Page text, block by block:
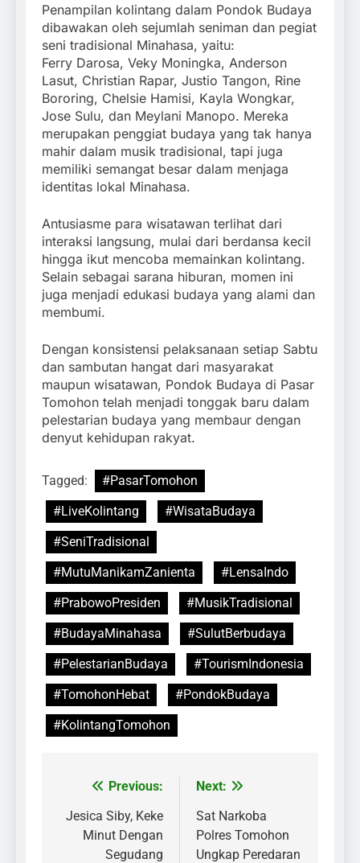
Penampilan kolintang dalam Pondok Budaya
dibawakan oleh sejumlah seniman dan pegiat
seni tradisional Minahasa, yaitu:
Ferry Darosa, Veky Moningka, Anderson
Lasut, Christian Rapar, Justio Tangon, Rine
Bororing, Chelsie Hamisi, Kayla Wongkar,
Jose Sulu, dan Meylani Manopo. Mereka
merupakan penggiat budaya yang tak hanya
mahir dalam musik tradisional, tapi juga
memiliki semangat besar dalam menjaga
identitas lokal Minahasa.
Antusiasme para wisatawan terlihat dari
interaksi langsung, mulai dari berdansa kecil
hingga ikut mencoba memainkan kolintang.
Selain sebagai sarana hiburan, momen ini
juga menjadi edukasi budaya yang alami dan
membumi.
Dengan konsistensi pelaksanaan setiap Sabtu
dan sambutan hangat dari masyarakat
maupun wisatawan, Pondok Budaya di Pasar
Tomohon telah menjadi tonggak baru dalam
pelestarian budaya yang membaur dengan
denyut kehidupan rakyat.
Tagged:
#PasarTomohon
#LiveKolintang
#WisataBudaya
#SeniTradisional
#MutuManikamZanienta
#LensaIndo
#PrabowoPresiden
#MusikTradisional
#BudayaMinahasa
#SulutBerbudaya
#PelestarianBudaya
#TourismIndonesia
#TomohonHebat
#PondokBudaya
#KolintangTomohon
Post
navigation
Previous:
Jesica Siby, Keke
Minut Dengan
Segudang
Next:
Sat Narkoba
Polres Tomohon
Ungkap Peredaran